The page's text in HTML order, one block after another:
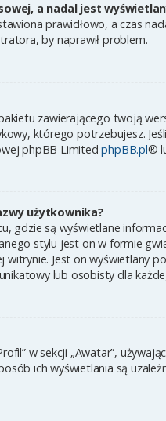
a nadal jest
prawidłowo, a czas
by naprawił problem.
zawierającego twoją
którego potrzebujesz.
phpBB LimitedphpBB.pl®
użytkownika?
gdzie są wyświetlane
stylu jest on w formie
Jest on wyświetlany
lub osobisty dla
w sekcji „Awatar”,
ich wyświetlania są